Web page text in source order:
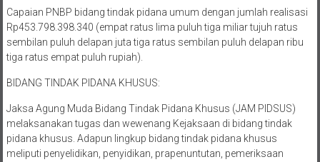
Capaian PNBP bidang tindak pidana umum dengan jumlah realisasi
Rp453.798.398.340 (empat ratus lima puluh tiga miliar tujuh ratus
sembilan puluh delapan juta tiga ratus sembilan puluh delapan ribu
tiga ratus empat puluh rupiah).
BIDANG TINDAK PIDANA KHUSUS:
Jaksa Agung Muda Bidang Tindak Pidana Khusus (JAM PIDSUS)
melaksanakan tugas dan wewenang Kejaksaan di bidang tindak
pidana khusus. Adapun lingkup bidang tindak pidana khusus
meliputi penyelidikan, penyidikan, prapenuntutan, pemeriksaan